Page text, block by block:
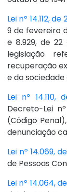
Lei nº 14.112, de
9 de fevereiro
e 8.929, de
legislação
recuperação
e da
Lei nº 14.110,
Decreto-Lei
(Código
denunciação
Lei nº 14.069,
de Pessoas
Lei nº 14.064,